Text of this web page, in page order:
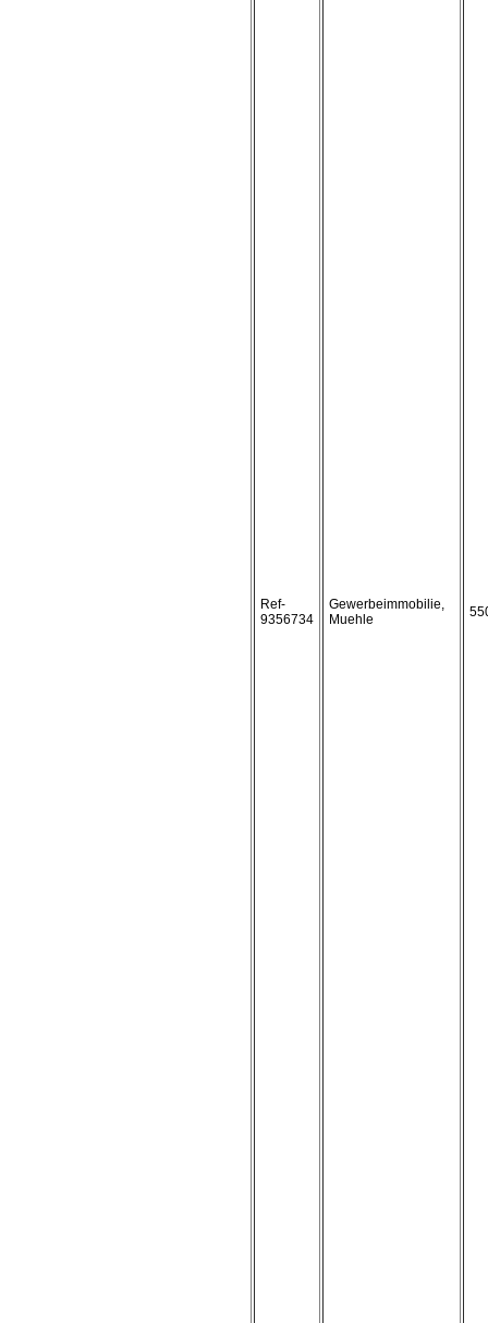
Ref-
9356734
Gewerbeimmobilie,
Muehle